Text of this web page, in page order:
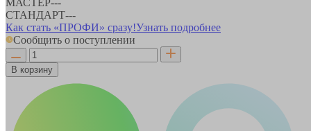
СТАНДАРТ---
Как стать «ПРОФИ» сразу!Узнать подробнее
Сообщить о поступлении
В корзину